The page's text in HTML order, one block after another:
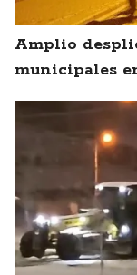
Amplio
municipales